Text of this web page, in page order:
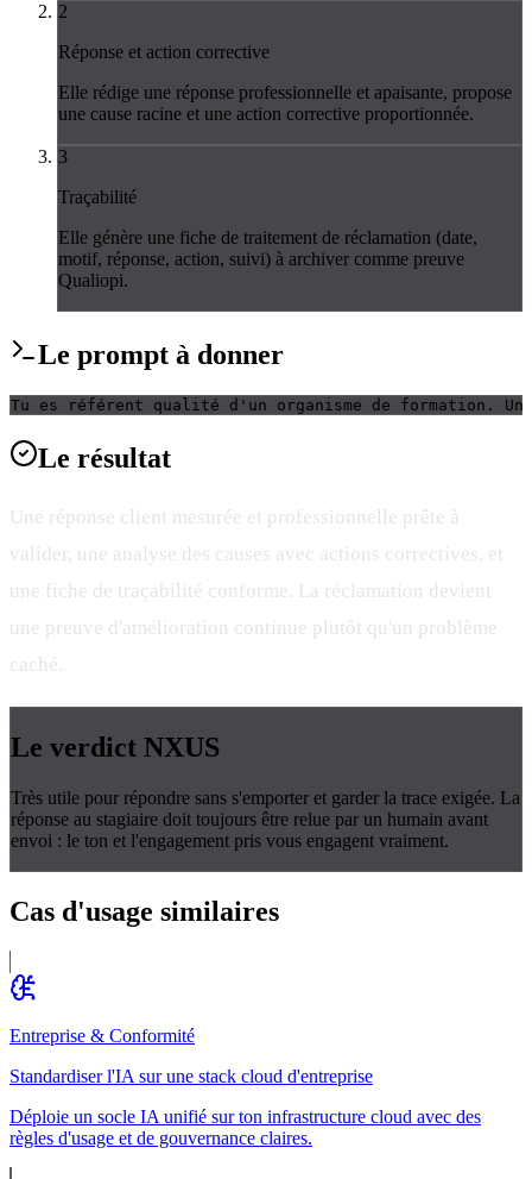
2
Réponse et action corrective
Elle rédige une réponse professionnelle et apaisante, propose
une cause racine et une action corrective proportionnée.
3
Traçabilité
Elle génère une fiche de traitement de réclamation (date,
motif, réponse, action, suivi) à archiver comme preuve
Qualiopi.
Le prompt à donner
Tu es référent qualité d'un organisme de formation.
Le résultat
Une réponse client mesurée et professionnelle prête à
valider, une analyse des causes avec actions correctives, et
une fiche de traçabilité conforme. La réclamation devient
une preuve d'amélioration continue plutôt qu'un problème
caché.
Le verdict NXUS
Très utile pour répondre sans s'emporter et garder la trace exigée. La
réponse au stagiaire doit toujours être relue par un humain avant
envoi : le ton et l'engagement pris vous engagent vraiment.
Cas d'usage similaires
Entreprise & Conformité
Standardiser l'IA sur une stack cloud d'entreprise
Déploie un socle IA unifié sur ton infrastructure cloud avec des
règles d'usage et de gouvernance claires.